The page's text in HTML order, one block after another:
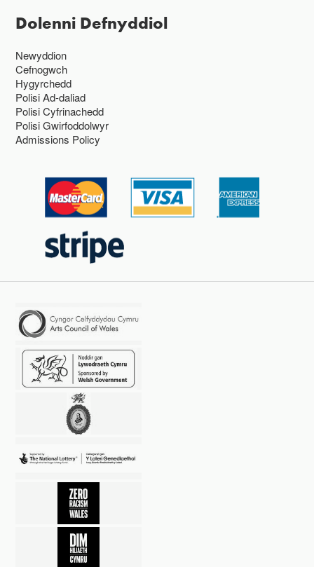
Dolenni Defnyddiol
Newyddion
Cefnogwch
Hygyrchedd
Polisi Ad-daliad
Polisi Cyfrinachedd
Polisi Gwirfoddolwyr
Admissions Policy